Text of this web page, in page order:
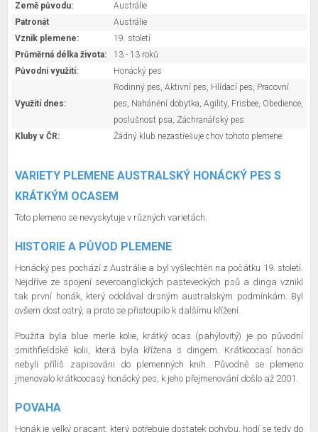
Země původu:
Austrálie
Patronát
Austrálie
Vznik plemene:
19. století
Průměrná délka života:
13 - 13 roků
Původní využití:
Honácký pes
Využití dnes:
Rodinný pes, Aktivní pes, Hlídací pes, Pracovní
pes, Nahánění dobytka, Agility, Frisbee, Obedience,
poslušnost psa, Záchranářský pes
Kluby v ČR:
Žádný klub nezastřešuje chov tohoto plemene.
VARIETY PLEMENE AUSTRALSKÝ HONÁCKÝ PES S
KRÁTKÝM OCASEM
Toto plemeno se nevyskytuje v různých varietách.
HISTORIE A PŮVOD PLEMENE
Honácký pes pochází z Austrálie a byl vyšlechtěn na počátku 19. století.
Nejdříve ze spojení severoanglických pasteveckých psů a dinga vznikl
tak první honák, který odolával drsným australským podmínkám. Byl
ovšem dost ostrý, a proto se přistoupilo k dalšímu křížení.
Použita byla blue merle kolie, krátký ocas (pahýlovitý) je po původní
smithfieldské kolii, která byla křížena s dingem. Krátkoocasí honáci
nebyli příliš zapisováni do plemenných knih. Původně se plemeno
jmenovalo krátkoocasý honácký pes, k jeho přejmenování došlo až 2001.
POVAHA
Honák je velký pracant, který potřebuje dostatek pohybu, hodí se tedy do